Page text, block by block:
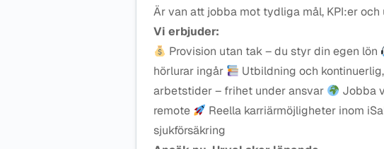
Är van att jobba mot tydliga mål, KPI:er
Vi erbjuder:
Provision utan tak – du styr din egen lön
hörlurar ingår
Utbildning och
arbetstider – frihet under ansvar
Jobba
remote
Reella karriärmöjligheter inom
sjukförsäkring